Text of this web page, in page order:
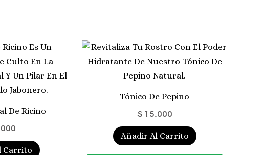
De Ricino
Carrito
Tónico De Pepino
$15.000
Añadir Al Carrito